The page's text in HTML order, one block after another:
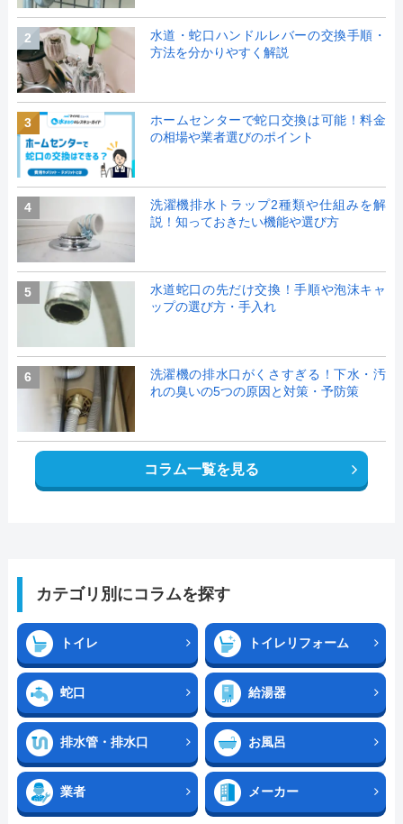
2
水道・蛇口ハンドルレバーの交換手順・
方法を分かりやすく解説
3
ホームセンターで蛇口交換は可能！料金
の相場や業者選びのポイント
4
洗濯機排水トラップ2種類や仕組みを解
説！知っておきたい機能や選び方
5
水道蛇口の先だけ交換！手順や泡沫キャ
ップの選び方・手入れ
6
洗濯機の排水口がくさすぎる！下水・汚
れの臭いの5つの原因と対策・予防策
コラム一覧を見る
カテゴリ別にコラムを探す
トイレ トイレリフォーム
蛇口 給湯器
排水管・排水口 お風呂
業者 メーカー